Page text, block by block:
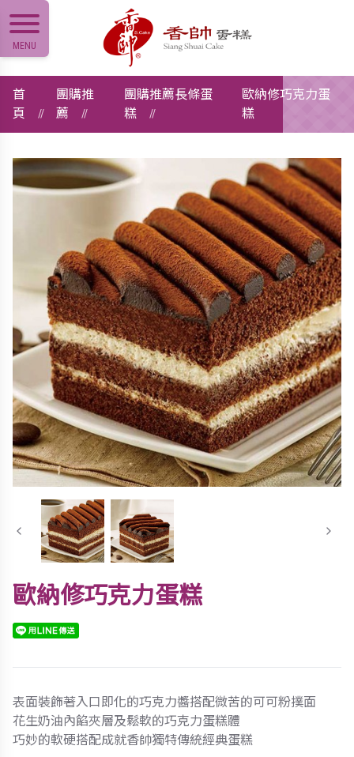
MENU
首
頁
團購推
薦
團購推薦長條蛋
糕
歐納修巧克力蛋
糕
歐納修巧克力蛋糕
表面裝飾著入口即化的巧克力醬搭配微苦的可可粉撲面
花生奶油內餡夾層及鬆軟的巧克力蛋糕體
巧妙的軟硬搭配成就香帥獨特傳統經典蛋糕